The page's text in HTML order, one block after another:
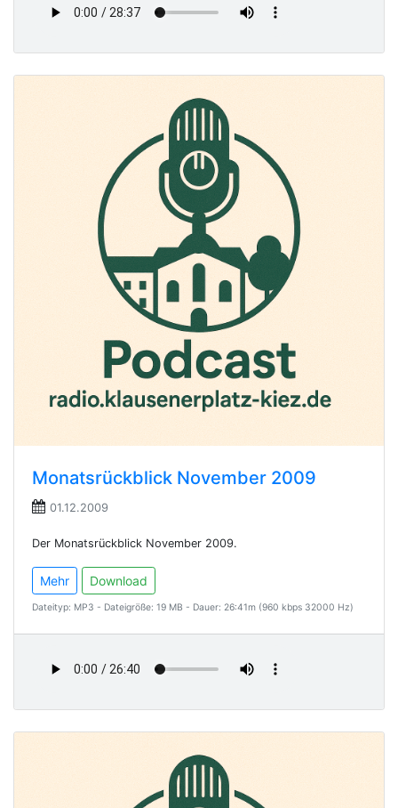
Monatsrückblick November 2009
01.12.2009
Der Monatsrückblick November 2009.
Mehr Download
Dateityp: MP3 - Dateigröße: 19 MB - Dauer: 26:41m (960 kbps 32000 Hz)